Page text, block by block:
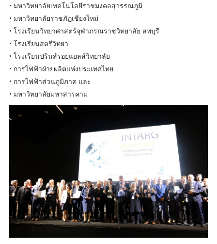
• มหาวิทยาลัยเทคโนโลยีราชมงคลสุวรรณภูมิ
• มหาวิทยาลัยราชภัฏเชียงใหม่
• โรงเรียนวิทยาศาสตร์จุฬาภรณราชวิทยาลัย ลพบุรี
• โรงเรียนสตรีวิทยา
• โรงเรียนปรินส์รอยแยลส์วิทยาลัย
• การไฟฟ้าฝ่ายผลิตแห่งประเทศไทย
• การไฟฟ้าส่วนภูมิภาค และ
• มหาวิทยาลัยมหาสารคาม